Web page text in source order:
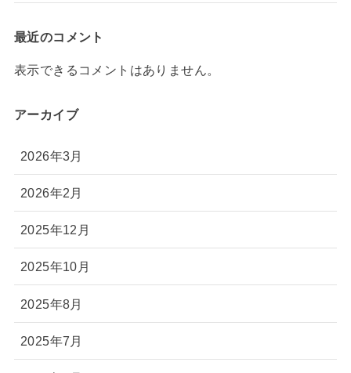
最近のコメント
表示できるコメントはありません。
アーカイブ
2026年3月
2026年2月
2025年12月
2025年10月
2025年8月
2025年7月